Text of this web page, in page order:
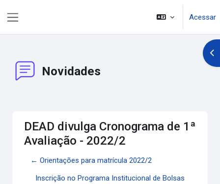
Acessar
Novidades
DEAD divulga Cronograma de 1ª
Avaliação - 2022/2
← Orientações para matrícula 2022/2
Inscrição no Programa Institucional de Bolsas